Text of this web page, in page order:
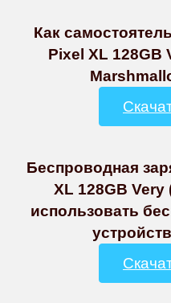
Как
Pixel XL 128GB
Беспроводная
XL 128GB Very
использовать